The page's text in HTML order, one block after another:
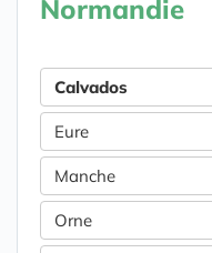
Normandie
Calvados
Eure
Manche
Orne